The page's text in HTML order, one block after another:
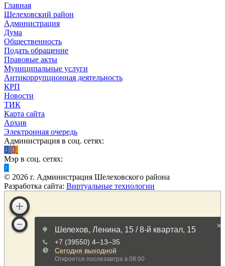
Главная
Шелеховский район
Администрация
Дума
Общественность
Подать обращение
Правовые акты
Муниципальные услуги
Антикоррупционная деятельность
КРП
Новости
ТИК
Карта сайта
Архив
Электронная очередь
Администрация в соц. сетях:
Мэр в соц. сетях:
© 2026 г. Администрация Шелеховского района
Разработка сайта: Виртуальные технологии